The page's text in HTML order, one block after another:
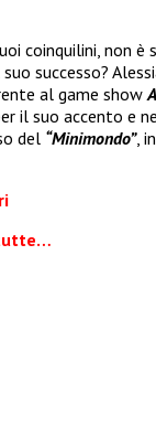
coinquilini, non
successo?
al game show
il suo accento e
del “Minimondo”,
tutte…